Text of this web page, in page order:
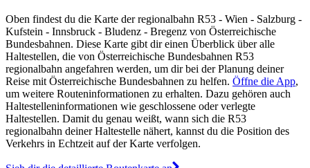
Oben findest du die Karte der regionalbahn R53 - Wien - Salzburg -
Kufstein - Innsbruck - Bludenz - Bregenz von Österreichische
Bundesbahnen. Diese Karte gibt dir einen Überblick über alle
Haltestellen, die von Österreichische Bundesbahnen R53
regionalbahn angefahren werden, um dir bei der Planung deiner
Reise mit Österreichische Bundesbahnen zu helfen. Öffne die App,
um weitere Routeninformationen zu erhalten. Dazu gehören auch
Haltestelleninformationen wie geschlossene oder verlegte
Haltestellen. Damit du genau weißt, wann sich die R53
regionalbahn deiner Haltestelle nähert, kannst du die Position des
Verkehrs in Echtzeit auf der Karte verfolgen.